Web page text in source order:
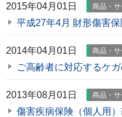
2015年04月01日 商品・サ
平成27年4月 財形傷害
2014年04月01日 商品・サ
ご高齢者に対応するケ
2013年08月01日 商品・サ
傷害疾病保険（個人用